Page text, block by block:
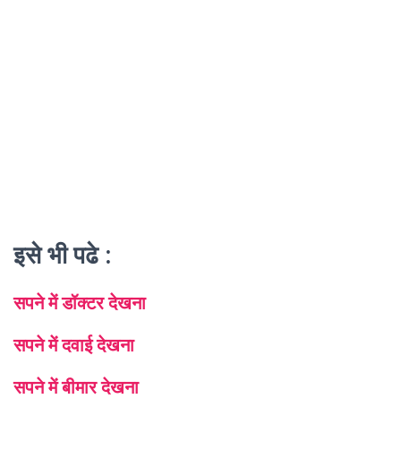
इसे भी पढे :
सपने में डॉक्टर देखना
सपने में दवाई देखना
सपने में बीमार देखना